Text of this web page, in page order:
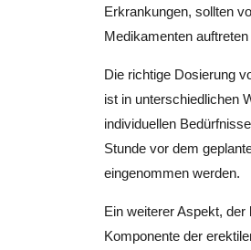
Erkrankungen, sollten
Medikamenten
Die richtige Dosierung
ist in unterschiedlichen
individuellen
Stunde vor dem
eingenommen werden.
Ein weiterer Aspekt,
Komponente der